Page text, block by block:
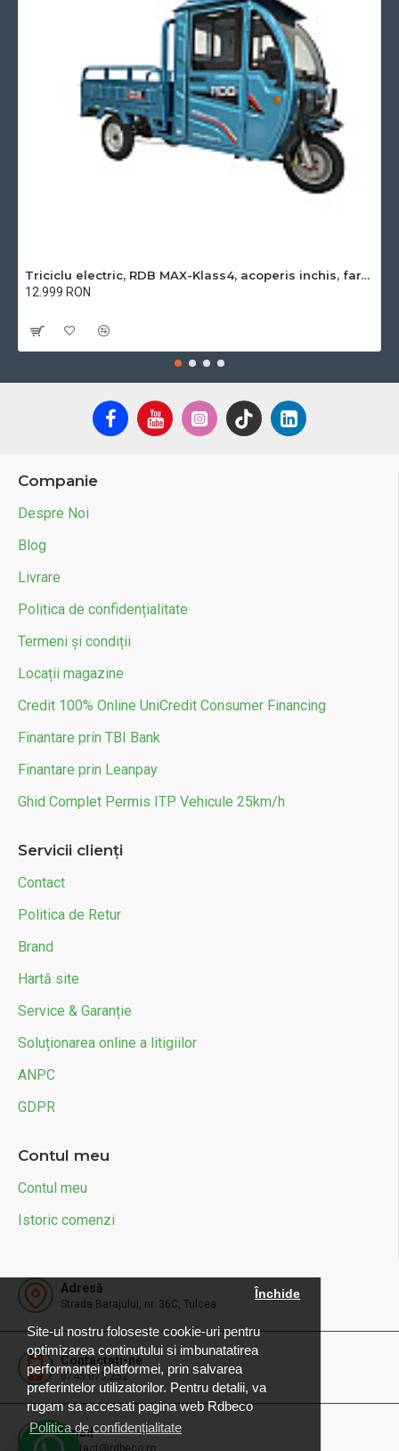
Site-ul nostru foloseste cookie-uri pentru
optimizarea continutului si imbunatatirea
performantei platformei, prin salvarea
preferintelor utilizatorilor. Pentru detalii, va
rugam sa accesati pagina web Rdbeco
Politica de confidențialitate
Închide
Triciclu electric, RDB MAX-Klass4, acoperis inchis, fara permis, 72V 32Ah, 4000W, 25km/h
12.999 RON
Companie
Despre Noi
Blog
Livrare
Politica de confidențialitate
Termeni și condiții
Locații magazine
Credit 100% Online UniCredit Consumer Financing
Finantare prin TBI Bank
Finantare prin Leanpay
Ghid Complet Permis ITP Vehicule 25km/h
Servicii clienți
Contact
Politica de Retur
Brand
Hartă site
Service & Garanție
Soluționarea online a litigiilor
ANPC
GDPR
Contul meu
Contul meu
Istoric comenzi
Adresă
Strada Barajului, nr. 36C, Tulcea
Contactați-ne
0745.073.252
Email
contact@rdbeco.ro